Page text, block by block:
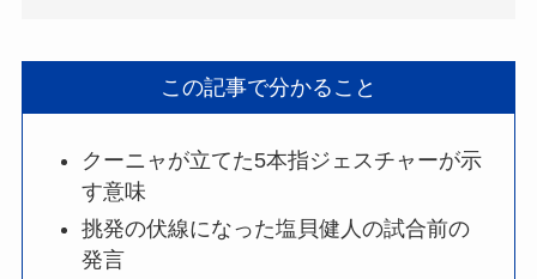
この記事で分かること
クーニャが立てた5本指ジェスチャーが示
す意味
挑発の伏線になった塩貝健人の試合前の
発言